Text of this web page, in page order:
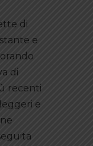
di
e
di
recenti
e